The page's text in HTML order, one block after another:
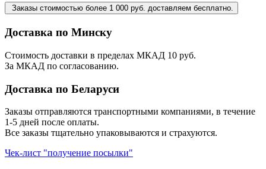
Заказы стоимостью более 1 000 руб. доставляем бесплатно.
Доставка по Минску
Стоимость доставки в пределах МКАД 10 руб.
За МКАД по согласованию.
Доставка по Беларуси
Заказы отправляются транспортными компаниями, в течение
1-5 дней после оплаты.
Все заказы тщательно упаковываются и страхуются.
Чек-лист "получение посылки"